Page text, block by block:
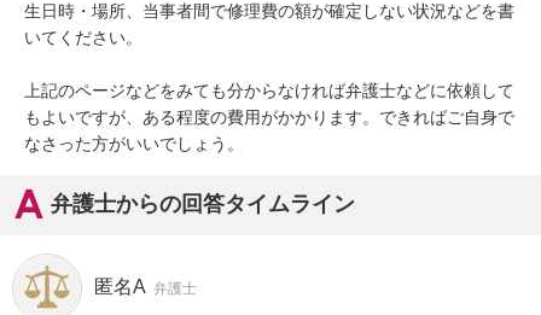
生日時・場所、当事者間で修理費の額が確定しない状況などを書
いてください。
上記のページなどをみても分からなければ弁護士などに依頼して
もよいですが、ある程度の費用がかかります。できればご自身で
なさった方がいいでしょう。
弁護士からの回答タイムライン
匿名A 弁護士